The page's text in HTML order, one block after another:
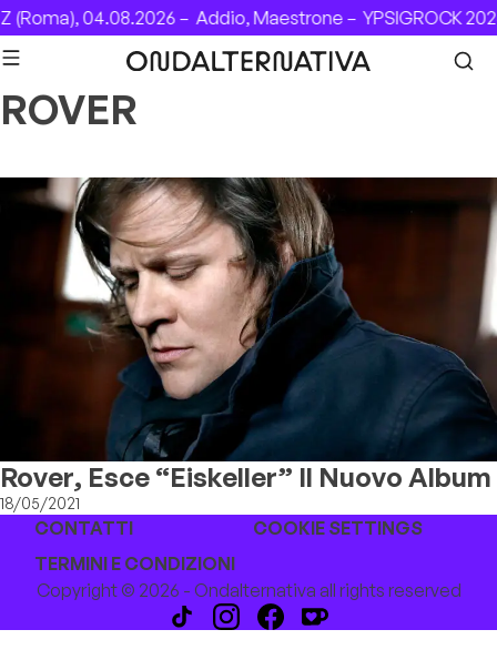
Skip to content
(Roma), 04.08.2026 – Addio, Maestrone – YPSIGROCK
ROVER
Rover, Esce “Eiskeller” Il Nuovo Album
18/05/2021
CONTATTI
COOKIE SETTINGS
TERMINI E CONDIZIONI
Copyright © 2026 - Ondalternativa all rights reserved